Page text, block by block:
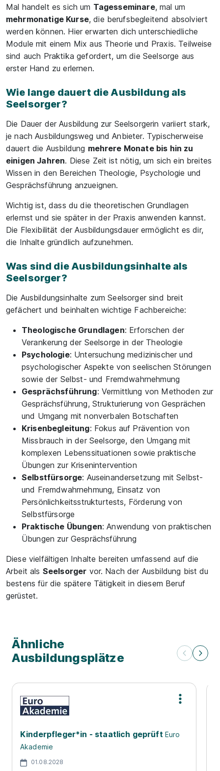
Mal handelt es sich um Tagesseminare, mal um
mehrmonatige Kurse, die berufsbegleitend absolviert
werden können. Hier erwarten dich unterschiedliche
Module mit einem Mix aus Theorie und Praxis. Teilweise
sind auch Praktika gefordert, um die Seelsorge aus
erster Hand zu erlernen.
Wie lange dauert die Ausbildung als
Seelsorger?
Die Dauer der Ausbildung zur Seelsorgerin variiert stark,
je nach Ausbildungsweg und Anbieter. Typischerweise
dauert die Ausbildung mehrere Monate bis hin zu
einigen Jahren. Diese Zeit ist nötig, um sich ein breites
Wissen in den Bereichen Theologie, Psychologie und
Gesprächsführung anzueignen.
Wichtig ist, dass du die theoretischen Grundlagen
erlernst und sie später in der Praxis anwenden kannst.
Die Flexibilität der Ausbildungsdauer ermöglicht es dir,
die Inhalte gründlich aufzunehmen.
Was sind die Ausbildungsinhalte als
Seelsorger?
Die Ausbildungsinhalte zum Seelsorger sind breit
gefächert und beinhalten wichtige Fachbereiche:
Theologische Grundlagen: Erforschen der
Verankerung der Seelsorge in der Theologie
Psychologie: Untersuchung medizinischer und
psychologischer Aspekte von seelischen Störungen
sowie der Selbst- und Fremdwahrnehmung
Gesprächsführung: Vermittlung von Methoden zur
Gesprächsführung, Strukturierung von Gesprächen
und Umgang mit nonverbalen Botschaften
Krisenbegleitung: Fokus auf Prävention von
Missbrauch in der Seelsorge, den Umgang mit
komplexen Lebenssituationen sowie praktische
Übungen zur Krisenintervention
Selbstfürsorge: Auseinandersetzung mit Selbst-
und Fremdwahrnehmung, Einsatz von
Persönlichkeitsstrukturtests, Förderung von
Selbstfürsorge
Praktische Übungen: Anwendung von praktischen
Übungen zur Gesprächsführung
Diese vielfältigen Inhalte bereiten umfassend auf die
Arbeit als Seelsorger vor. Nach der Ausbildung bist du
bestens für die spätere Tätigkeit in diesem Beruf
gerüstet.
Ähnliche
Ausbildungsplätze
Kinderpfleger*in - staatlich geprüft Euro
Akademie
01.08.2028